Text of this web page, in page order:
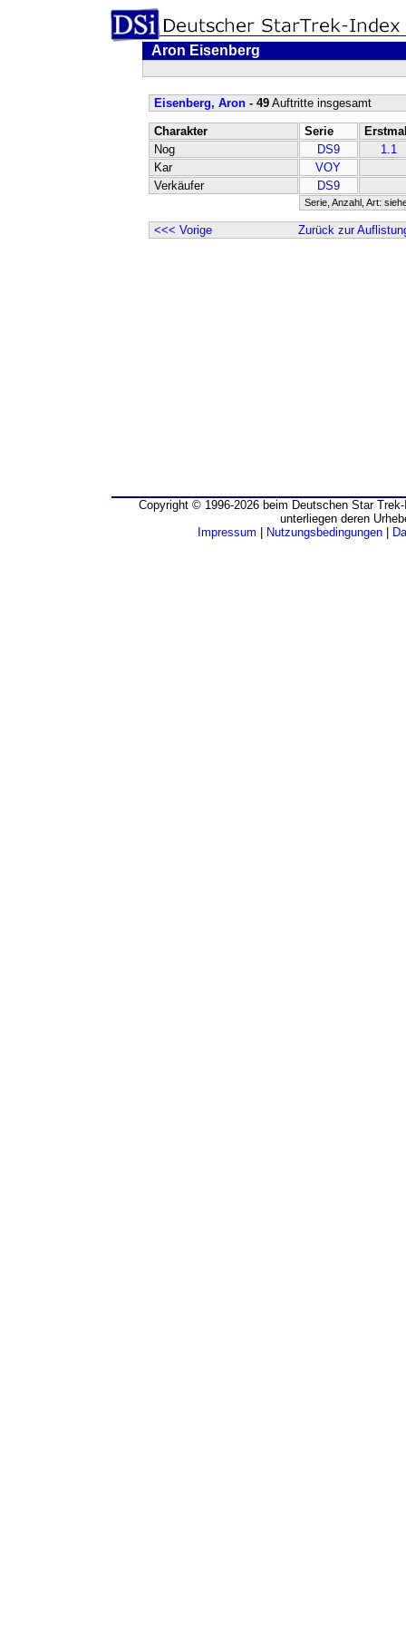
Aron Eisenberg
Eisenberg, Aron- 49Auftritte insgesamt
Charakter Serie
Nog
DS9
1.1
Kar
VOY
Verkäufer
DS9
Serie, Anzahl, Art:
<<< Vorige Zurück zur
Copyright © 1996-2026 beim Deutschen Star
unterliegen deren
Impressum
Nutzungsbedingungen